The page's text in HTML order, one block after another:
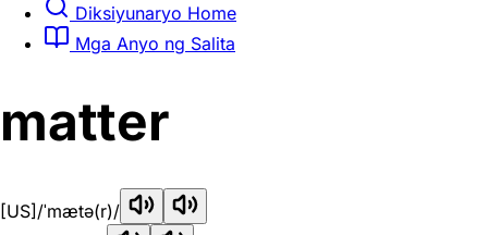
Diksiyunaryo Home
Mga Anyo ng Salita
matter
[US] /ˈmætə(r)/